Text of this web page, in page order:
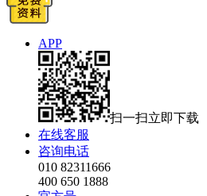
APP
扫一扫立即下载
在线客服
咨询电话
010 82311666
400 650 1888